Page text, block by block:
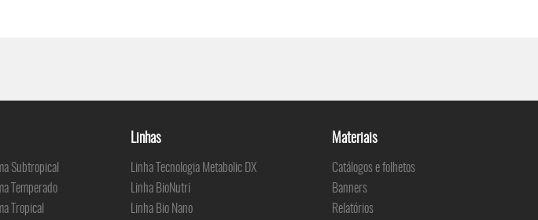
Subtropical
Temperado
Tropical
Linhas
Linha Tecnologia Metabolic DX
Linha BioNutri
Linha Bio Nano
Materiais
Catálogos e folhetos
Banners
Relatórios